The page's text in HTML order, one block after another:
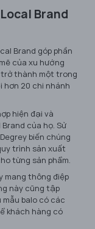
Brand
Brand góp phần
của xu hướng
thành một trong
hơn 20 chi nhánh
hiện đại và
của họ. Sử
biến chúng
trình sản xuất
từng sản phẩm.
mang thông điệp
này cũng tập
balo có các
khách hàng có